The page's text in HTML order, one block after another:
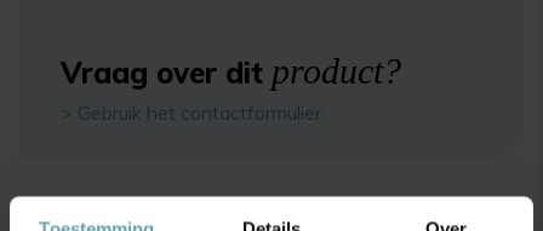
Vraag over dit product?
> Gebruik het contactformulier